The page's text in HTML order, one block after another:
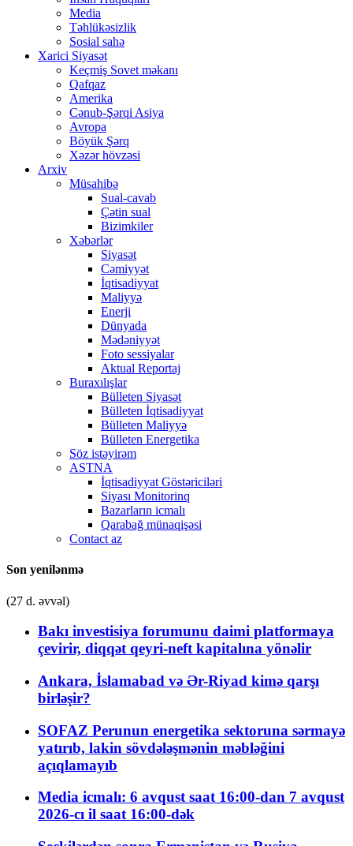
Media
Təhlükəsizlik
Sosial sahə
Xarici Siyasət
Keçmiş Sovet məkanı
Qafqaz
Amerika
Cənub-Şərqi Asiya
Avropa
Böyük Şərq
Xəzər hövzəsi
Arxiv
Müsahibə
Sual-cavab
Çətin sual
Bizimkiler
Xəbərlər
Siyasət
Cəmiyyət
İqtisadiyyat
Maliyyə
Enerji
Dünyada
Mədəniyyət
Foto sessiyalar
Aktual Reportaj
Buraxılışlar
Bülleten Siyasət
Bülleten İqtisadiyyat
Bülleten Maliyyə
Bülleten Energetika
Söz istəyirəm
ASTNA
İqtisadiyyat Göstəriciləri
Siyası Monitorinq
Bazarların icmalı
Qarabağ münaqişəsi
Contact az
Son yenilənmə
(27 d. əvvəl)
Bakı investisiya forumunu daimi platformaya
çevirir, diqqət qeyri-neft kapitalına yönəlir
Ankara, İslamabad və Ər-Riyad kimə qarşı
birləşir?
SOFAZ Perunun energetika sektoruna sərmayə
yatırıb, lakin sövdələşmənin məbləğini
açıqlamayıb
Media icmalı: 6 avqust saat 16:00-dan 7 avqust
2026-cı il saat 16:00-dək